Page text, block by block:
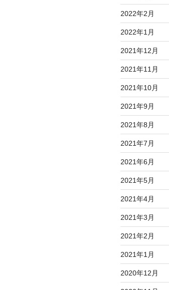
2022年2月
2022年1月
2021年12月
2021年11月
2021年10月
2021年9月
2021年8月
2021年7月
2021年6月
2021年5月
2021年4月
2021年3月
2021年2月
2021年1月
2020年12月